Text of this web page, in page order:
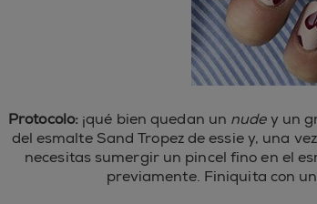
Protocolo: ¡qué bien quedan un nudey un
del esmalte Sand Tropez de essie y, una
necesitas sumergir un pincel fino en el
previamente. Finiquita con un